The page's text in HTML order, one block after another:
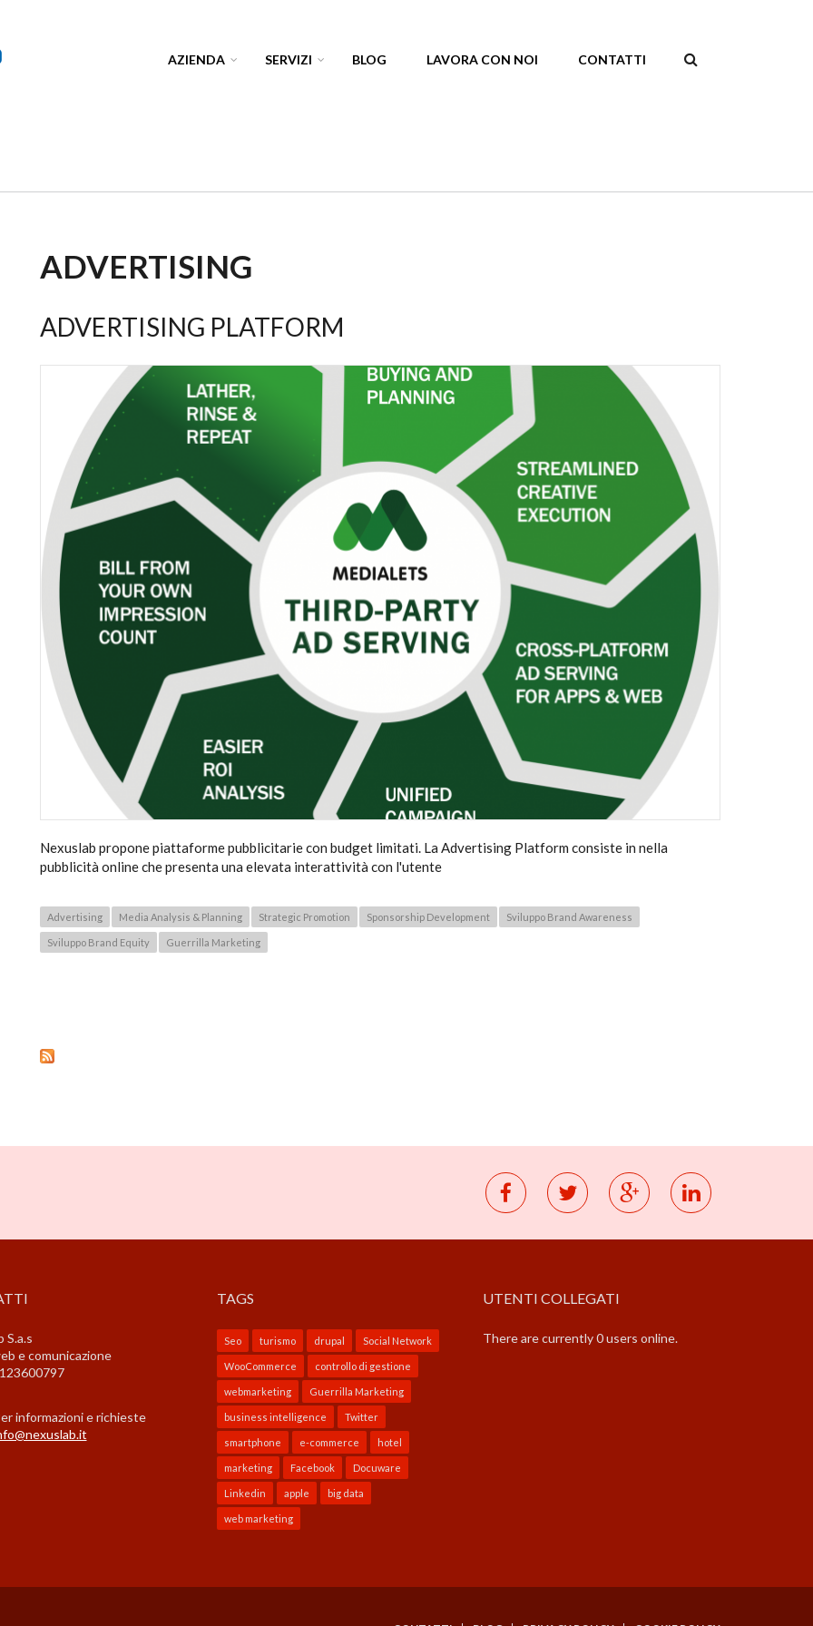
SEARCH
AZIENDA SERVIZI BLOG LAVORA CON NOI CONTATTI
ADVERTISING
ADVERTISING PLATFORM
Nexuslab propone piattaforme pubblicitarie con budget limitati. La Advertising Platform consiste in nella
pubblicità online che presenta una elevata interattività con l'utente
Advertising Media Analysis & Planning Strategic Promotion Sponsorship Development Sviluppo Brand Awareness
Sviluppo Brand Equity Guerrilla Marketing
S.a.s
e comunicazione
informazioni e richieste
TAGS
Seo turismo drupal Social Network
WooCommerce controllo di gestione
webmarketing Guerrilla Marketing
business intelligence Twitter
smartphone e-commerce hotel
marketing Facebook Docuware
Linkedin apple big data
web marketing
UTENTI COLLEGATI
There are currently 0 users online.